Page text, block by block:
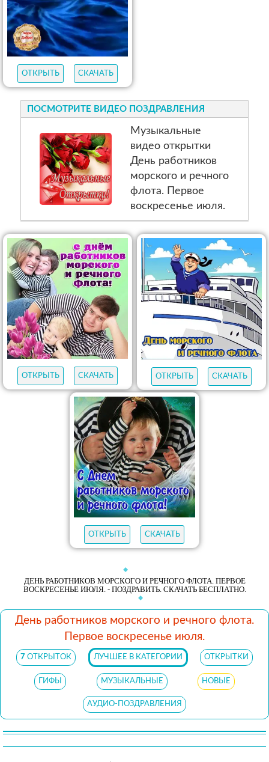
ОТКРЫТЬ СКАЧАТЬ
ПОСМОТРИТЕ ВИДЕО ПОЗДРАВЛЕНИЯ
Музыкальные
видео открытки
День работников
морского и речного
флота. Первое
воскресенье июля.
ОТКРЫТЬ СКАЧАТЬ ОТКРЫТЬ СКАЧАТЬ
ОТКРЫТЬ СКАЧАТЬ
ДЕНЬ РАБОТНИКОВ МОРСКОГО И РЕЧНОГО ФЛОТА. ПЕРВОЕ
ВОСКРЕСЕНЬЕ ИЮЛЯ. - ПОЗДРАВИТЬ. СКАЧАТЬ БЕСПЛАТНО.
День работников морского и речного флота.
Первое воскресенье июля.
7 ОТКРЫТОК ЛУЧШЕЕ В КАТЕГОРИИ ОТКРЫТКИ
ГИФЫ МУЗЫКАЛЬНЫЕ НОВЫЕ
АУДИО-ПОЗДРАВЛЕНИЯ